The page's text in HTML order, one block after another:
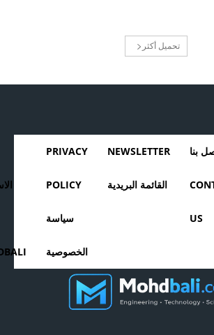
تحميل أكثر
بنا
US
NEWSLETTER
القائمة البريدية
PRIVACY
POLICY
سياسة
الخصوصية